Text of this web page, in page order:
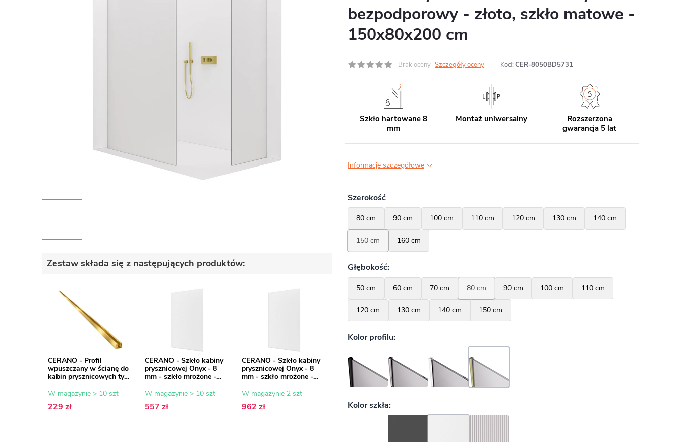
Zestaw składa się z następujących produktów:
CERANO - Profil
wpuszczany w ścianę do
kabin prysznicowych typu
200 cm
W magazynie > 10 szt
229 zł
CERANO - Szkło kabiny
prysznicowej Onyx - 8
mm - szkło mrożone -
W magazynie > 10 szt
557 zł
CERANO - Szkło kabiny
prysznicowej Onyx - 8
mm - szkło mrożone -
W magazynie 2 szt
962 zł
bezpodporowy - złoto, szkło matowe -
150x80x200 cm
Brak oceny Szczegóły oceny Kod: CER-8050BD5731
Szkło hartowane 8
mm
Montaż uniwersalny
Rozszerzona
gwarancja 5 lat
Informacje szczegółowe